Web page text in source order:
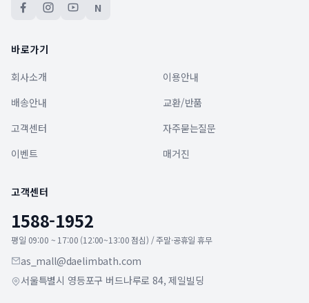
N
바로가기
회사소개
이용안내
배송안내
교환/반품
고객센터
자주묻는질문
이벤트
매거진
고객센터
1588-1952
평일 09:00 ~ 17:00 (12:00~13:00 점심) / 주말·공휴일 휴무
as_mall@daelimbath.com
서울특별시 영등포구 버드나루로 84, 제일빌딩